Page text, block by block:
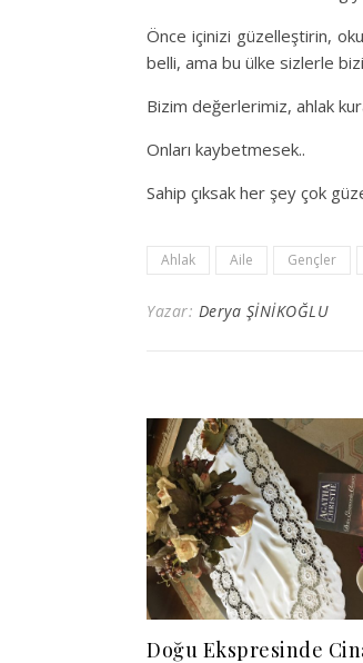
Önce içinizi güzelleştirin,
belli, ama bu ülke sizlerle
Bizim değerlerimiz, ahlak
Onları kaybetmesek..
Sahip çıksak her şey çok
Ahlak Aile Gençler
Yazar: Derya ŞİNİKOĞLU
Doğu Ekspresinde